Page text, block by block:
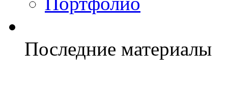
Последние материалы